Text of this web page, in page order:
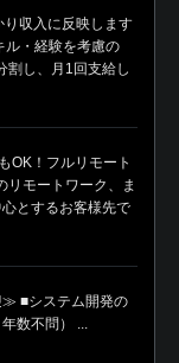
収入に反映します
・経験を考慮の
割し、月1回支給し
OK！フルリモート
モートワーク、ま
とするお客様先で
■システム開発の
数不問） ...